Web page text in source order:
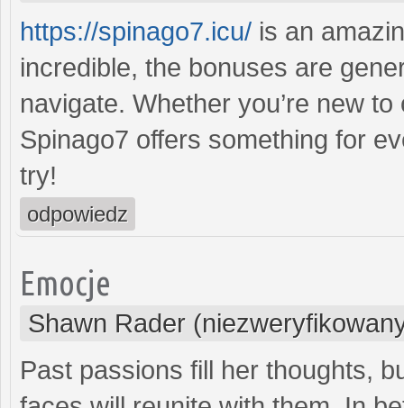
https://spinago7.icu/ is an
incredible, the bonuses are
navigate. Whether you’re new
Spinago7 offers something for
try!
odpowiedz
Emocje
Shawn Rader
Past passions fill her thoughts,